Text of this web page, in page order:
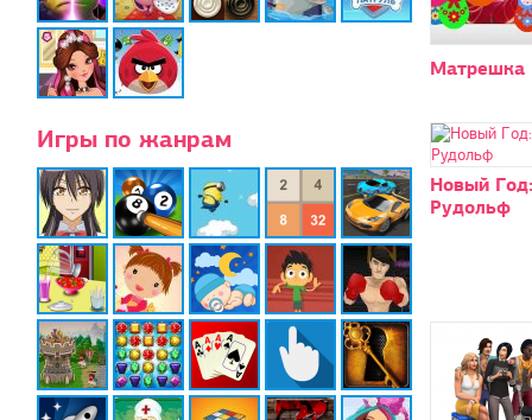
Игры по жанрам
Матрешка
Новый
Рудольф